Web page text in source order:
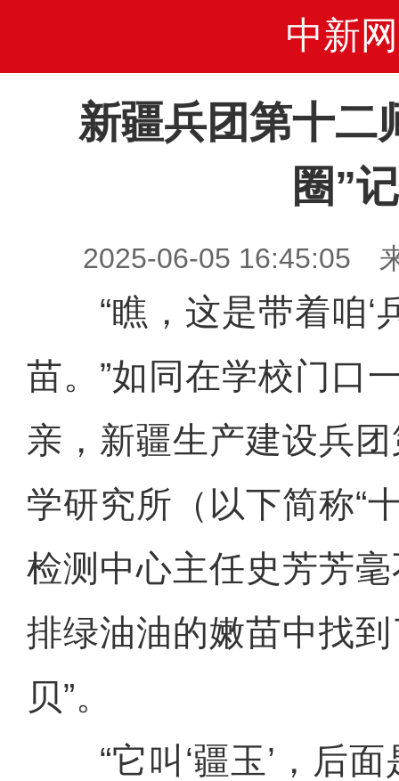
中新网
新疆兵团第十二
圈”记
2025-06-05 16:45:05
“瞧，这是带着咱‘
苗。”如同在学校门口
亲，新疆生产建设兵
学研究所（以下简称“
检测中心主任史芳芳
排绿油油的嫩苗中找
贝”。
“它叫‘疆玉’，后面